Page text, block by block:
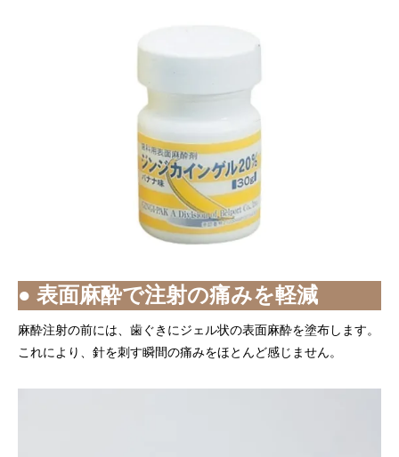
● 表面麻酔で注射の痛みを軽減
麻酔注射の前には、歯ぐきにジェル状の表面麻酔を塗布します。
これにより、針を刺す瞬間の痛みをほとんど感じません。